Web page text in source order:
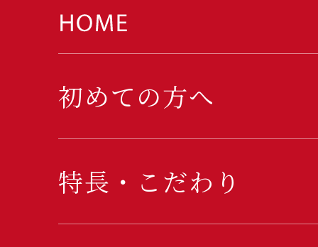
初めての方へ
特長・こだわり